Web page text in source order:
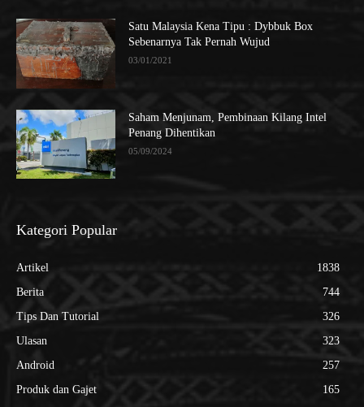
Satu Malaysia Kena Tipu : Dybbuk Box
Sebenarnya Tak Pernah Wujud
03/01/2021
Saham Menjunam, Pembinaan Kilang Intel
Penang Dihentikan
05/09/2024
Kategori Popular
Artikel
1838
Berita
744
Tips Dan Tutorial
326
Ulasan
323
Android
257
Produk dan Gajet
165